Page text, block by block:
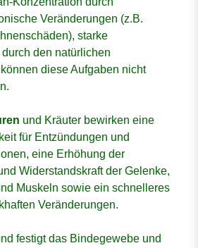
Veränderungen (z.B.
starke
den natürlichen
diese Aufgaben nicht
und Kräuter bewirken eine
für Entzündungen und
eine Erhöhung der
Widerstandskraft der Gelenke,
Muskeln sowie ein schnelleres
Veränderungen.
festigt das Bindegewebe und